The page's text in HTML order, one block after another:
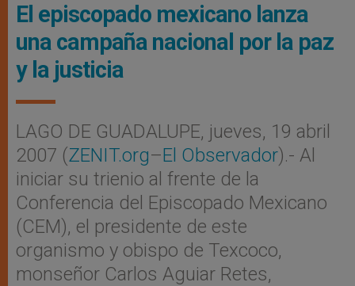
El episcopado mexicano lanza
una campaña nacional por la paz
y la justicia
LAGO DE GUADALUPE, jueves, 19 abril
2007 (ZENIT.org–El Observador).- Al
iniciar su trienio al frente de la
Conferencia del Episcopado Mexicano
(CEM), el presidente de este
organismo y obispo de Texcoco,
monseñor Carlos Aguiar Retes,